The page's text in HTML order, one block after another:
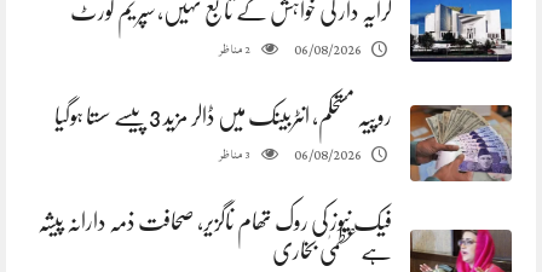
کرایہ دار کی خواہش کے تابع نہیں، سپریم کورٹ
06/08/2026
2مناظر
روپیہ مستحکم، انٹربینک میں ڈالر مزید 3 پیسے سستا ہوگیا
06/08/2026
3مناظر
فیک نیوز کی روک تھام ناگزیر، صحافت ذمہ دارانہ پیشہ
ہے عظمیٰ بخاری